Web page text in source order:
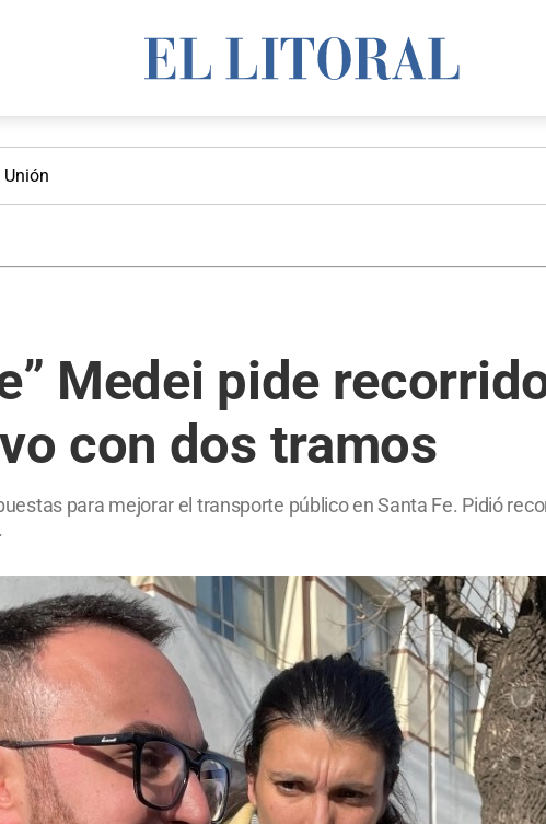
Unión
Medei pide
con dos tramos
para mejorar el transporte público en Santa Fe. Pidió